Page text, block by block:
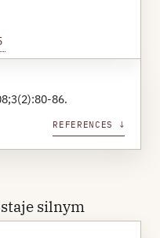
86.
REFERENCES ↓
silnym
czynników z